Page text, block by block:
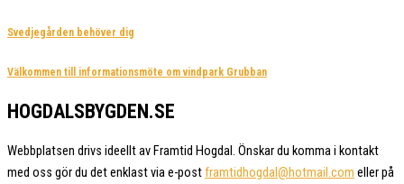
Svedjegården behöver dig
Välkommen till informationsmöte om vindpark Grubban
HOGDALSBYGDEN.SE
Webbplatsen drivs ideellt av Framtid Hogdal. Önskar du komma i kontakt
med oss gör du det enklast via e-postframtidhogdal@hotmail.com eller på